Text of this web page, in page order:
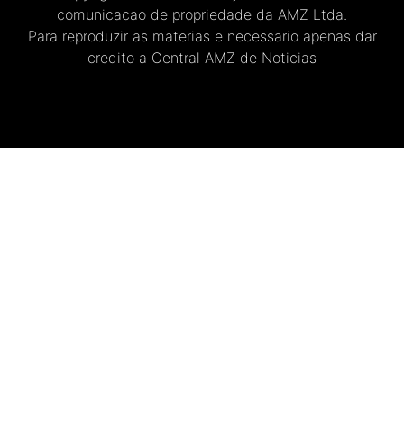
comunicacao de propriedade da AMZ Ltda.
Para reproduzir as materias e necessario apenas dar
credito a Central AMZ de Noticias